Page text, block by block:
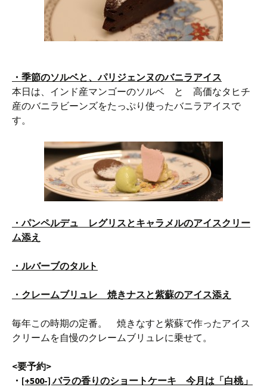
・季節のソルベと、パリジェンヌのバニラアイス
本日は、インド産マンゴーのソルベ と 高価なタヒチ
産のバニラビーンズをたっぷり使ったバニラアイスで
す。
・パンペルデュ レグリスとキャラメルのアイスクリー
ム添え
・ルバーブのタルト
・クレームブリュレ 焼きナスと紫蘇のアイス添え
毎年この時期の定番。 焼きなすと紫蘇で作ったアイス
クリームを自慢のクレームブリュレに乗せて。
<要予約>
・ [+500-] バラの香りのショートケーキ 今月は「白桃」